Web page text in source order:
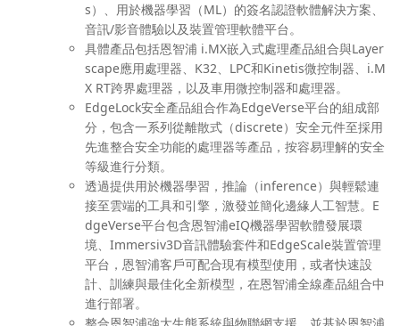
s）、用於機器學習（ML）的簽名認證軟體解決方案、
音訊/影音體驗以及裝置管理軟體平台。
具體產品包括恩智浦 i.MX嵌入式處理產品組合與Layer
scape應用處理器、K32、LPC和Kinetis微控制器、i.M
X RT跨界處理器，以及車用微控制器和處理器。
EdgeLock安全產品組合作為EdgeVerse平台的組成部
分，包含一系列從離散式（discrete）安全元件至採用
先進整合安全功能的處理器等產品，按容易理解的安全
等級進行分類。
透過提供用於機器學習，推論（inference）與輕鬆連
接至雲端的工具和引擎，激發並簡化邊緣人工智慧。E
dgeVerse平台包含恩智浦eIQ機器學習軟體發展環
境、Immersiv3D音訊體驗套件和EdgeScale裝置管理
平台，恩智浦客戶可配合現有模型使用，或者快速設
計、訓練與最佳化全新模型，在恩智浦全線產品組合中
進行部署。